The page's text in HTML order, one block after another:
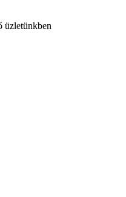
üzletünkben